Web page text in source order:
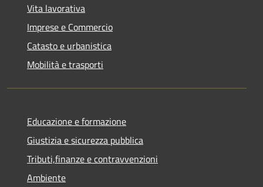
Vita lavorativa
Imprese e Commercio
Catasto e urbanistica
Mobilità e trasporti
Educazione e formazione
Giustizia e sicurezza pubblica
Tributi,finanze e contravvenzioni
Ambiente